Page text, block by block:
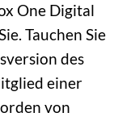
One Digital
Tauchen Sie
des
einer
von